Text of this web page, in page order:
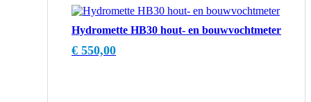
Hydromette HB30 hout- en bouwvochtmeter
€ 550,00